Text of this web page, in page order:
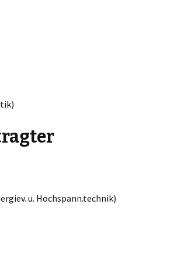
u. Hochspann.technik)